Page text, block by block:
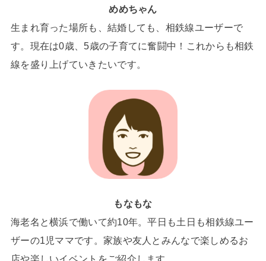
めめちゃん
生まれ育った場所も、結婚しても、相鉄線ユーザーで
す。現在は0歳、5歳の子育てに奮闘中！これからも相鉄
線を盛り上げていきたいです。
もなもな
海老名と横浜で働いて約10年。平日も土日も相鉄線ユー
ザーの1児ママです。家族や友人とみんなで楽しめるお
店や楽しいイベントをご紹介します。